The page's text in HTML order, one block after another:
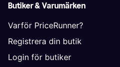
Butiker & Varumärken
Varför PriceRunner?
Registrera din butik
Login för butiker